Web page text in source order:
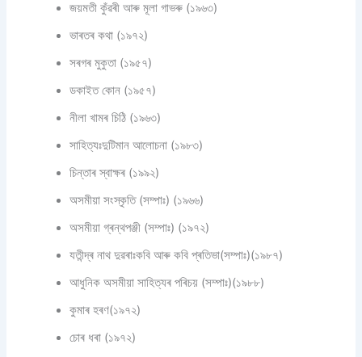
জয়মতী কুঁৱৰী আৰু মূলা গাভৰু (১৯৬৩)
ভাৰতৰ কথা (১৯৭২)
সৰগৰ মুকুতা (১৯৫৭)
ডকাইত কোন (১৯৫৭)
নীলা খামৰ চিঠি (১৯৬৩)
সাহিত্যঃদুটিমান আলোচনা (১৯৮৩)
চিন্তাৰ স্বাক্ষৰ (১৯৯২)
অসমীয়া সংস্কৃতি (সম্পাঃ) (১৯৬৬)
অসমীয়া গ্ৰন্থপঞ্জী (সম্পাঃ) (১৯৭২)
যতীন্দ্ৰ নাথ দুৱৰাঃকবি আৰু কবি প্ৰতিভা(সম্পাঃ)(১৯৮৭)
আধুনিক অসমীয়া সাহিত্যৰ পৰিচয় (সম্পাঃ)(১৯৮৮)
কুমাৰ হৰণ(১৯৭২)
চোৰ ধৰা (১৯৭২)